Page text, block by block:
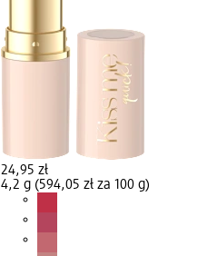
24,95 zł
4,2 g (594,05 zł za 100 g)